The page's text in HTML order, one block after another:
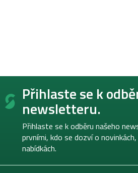
Z
Přihlaste se k
newsletteru.
Přihlaste se k odběru našeho
prvními, kdo se dozví o
nabídkách.